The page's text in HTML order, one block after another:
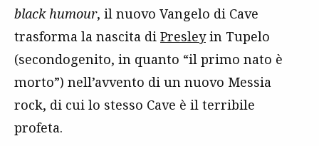
black humour, il nuovo Vangelo di Cave
trasforma la nascita di Presleyin Tupelo
(secondogenito, in quanto “il primo nato è
morto”) nell’avvento di un nuovo Messia
rock, di cui lo stesso Cave è il terribile
profeta.